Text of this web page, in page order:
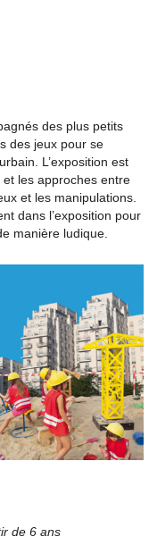
des plus petits
des jeux pour se
L’exposition est
les approches entre
et les manipulations.
dans l’exposition pour
manière ludique.
de 6 ans